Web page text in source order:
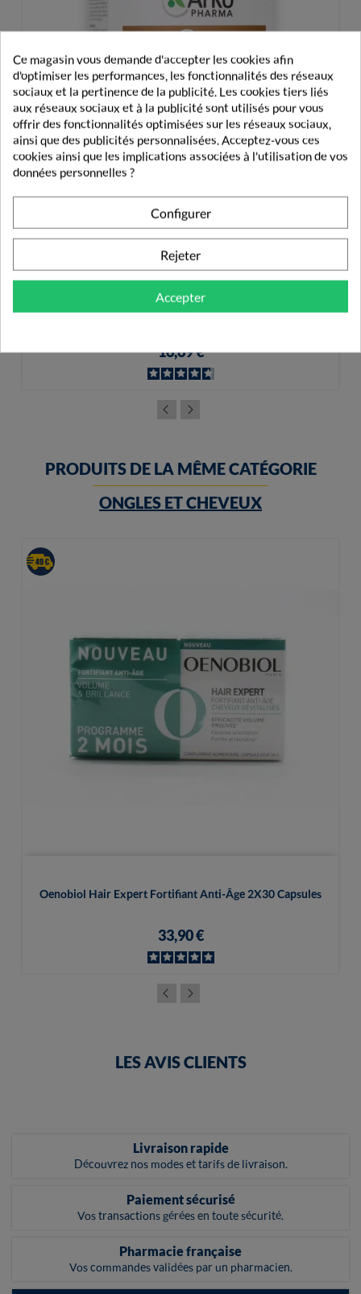
Arkopharma Arkoroyal Gelée Royale 2500mg 20
Ampoules
16,69 €
PRODUITS DE LA MÊME CATÉGORIE
ONGLES ET CHEVEUX
Oenobiol Hair Expert Fortifiant Anti-Âge 2X30 Capsules
33,90 €
LES AVIS CLIENTS
Livraison rapide
Découvrez nos modes et tarifs de livraison.
Paiement sécurisé
Vos transactions gérées en toute sécurité.
Pharmacie française
Vos commandes validées par un pharmacien.
Ce magasin vous demande d'accepter les cookies afin
d'optimiser les performances, les fonctionnalités des réseaux
sociaux et la pertinence de la publicité. Les cookies tiers liés
aux réseaux sociaux et à la publicité sont utilisés pour vous
offrir des fonctionnalités optimisées sur les réseaux sociaux,
ainsi que des publicités personnalisées. Acceptez-vous ces
cookies ainsi que les implications associées à l'utilisation de vos
données personnelles ?
Configurer
Rejeter
Accepter